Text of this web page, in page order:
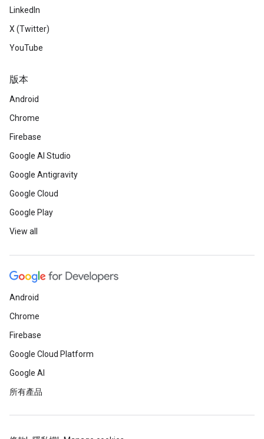
LinkedIn
X (Twitter)
YouTube
版本
Android
Chrome
Firebase
Google AI Studio
Google Antigravity
Google Cloud
Google Play
View all
Android
Chrome
Firebase
Google Cloud Platform
Google AI
所有產品